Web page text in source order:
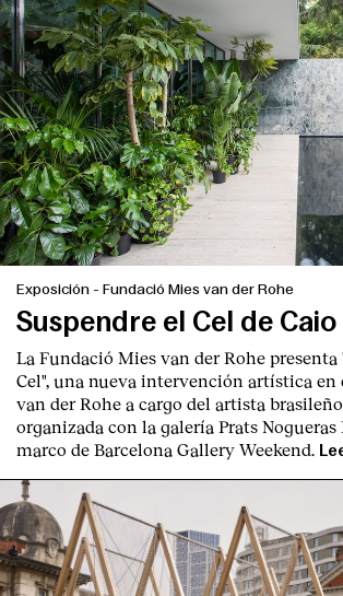
Exposición - Fundació Mies van der Rohe
Suspendre el Cel de
La Fundació Mies van der Rohe presenta
Cel", una nueva intervención artística en
van der Rohe a cargo del artista
organizada con la galería Prats Nogueras
marco de Barcelona Gallery Weekend.